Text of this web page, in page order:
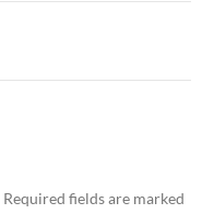
Required fields are marked